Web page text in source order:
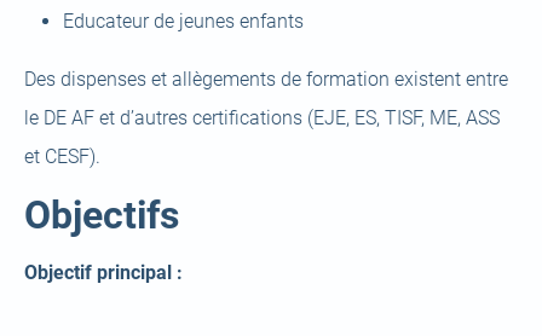
Educateur de jeunes enfants
Des dispenses et allègements de formation existent entre
le DE AF et d’autres certifications (EJE, ES, TISF, ME, ASS
et CESF).
Objectifs
Objectif principal :